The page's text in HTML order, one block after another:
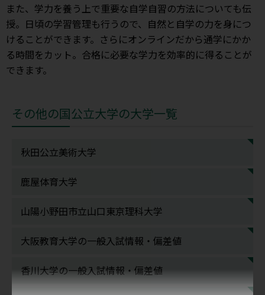
また、学力を養う上で重要な自学自習の方法についても伝
授。日頃の学習管理も行うので、自然と自学の力を身につ
けることができます。さらにオンラインだから通学にかか
る時間をカット。合格に必要な学力を効率的に得ることが
できます。
その他の国公立大学の大学一覧
秋田公立美術大学
鹿屋体育大学
山陽小野田市立山口東京理科大学
大阪教育大学の一般入試情報・偏差値
香川大学の一般入試情報・偏差値